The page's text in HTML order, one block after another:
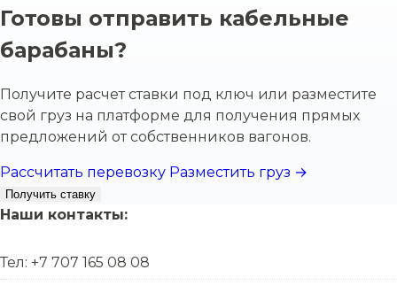
Готовы отправить кабельные
барабаны?
Получите расчет ставки под ключ или разместите
свой груз на платформе для получения прямых
предложений от собственников вагонов.
Рассчитать перевозку Разместить груз →
Получить ставку
Наши контакты:
Тел: +7 707 165 08 08